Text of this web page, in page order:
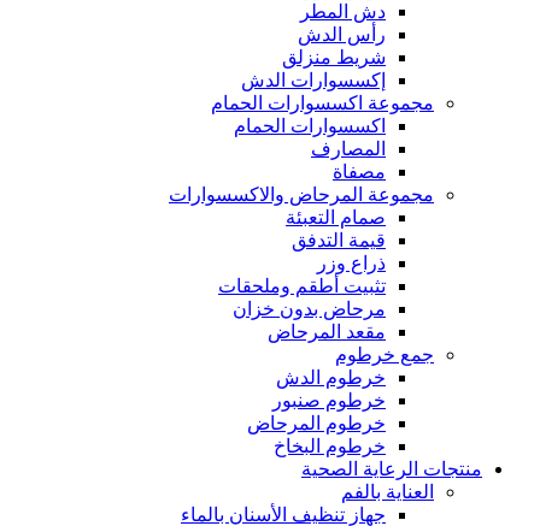
دش المطر
رأس الدش
شريط منزلق
إكسسوارات الدش
مجموعة اكسسوارات الحمام
اكسسوارات الحمام
المصارف
مصفاة
مجموعة المرحاض والاكسسوارات
صمام التعبئة
قيمة التدفق
ذراع وزر
تثبيت أطقم وملحقات
مرحاض بدون خزان
مقعد المرحاض
جمع خرطوم
خرطوم الدش
خرطوم صنبور
خرطوم المرحاض
خرطوم البخاخ
منتجات الرعاية الصحية
العناية بالفم
جهاز تنظيف الأسنان بالماء